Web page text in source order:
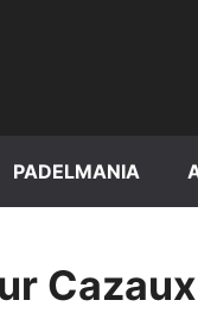
PADELMANIA